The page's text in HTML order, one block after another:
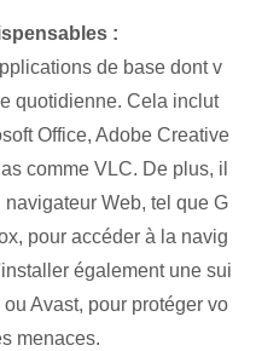
:
de base dont v
quotidienne. Cela inclut
Office, Adobe Creative
comme VLC. De plus, il
Web, tel que G
pour accéder à la navig
également une sui
Avast, pour protéger vo
menaces.